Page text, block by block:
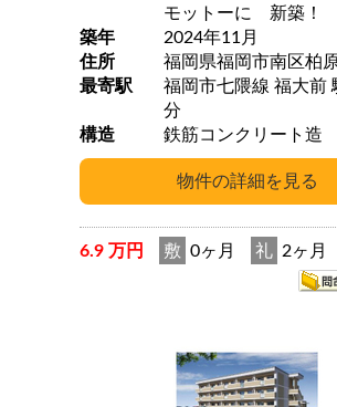
モットーに 新築！
築年
2024年11月
住所
福岡県福岡市南区柏
最寄駅
福岡市七隈線 福大前 駅 徒歩 58
分
構造
鉄筋コンクリート造
6.9 万円 敷 0ヶ月 礼 2ヶ月